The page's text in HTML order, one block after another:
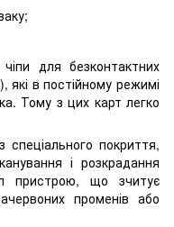
для безконтактних
які в постійному режимі
Тому з цих карт легко
спеціального покриття,
і розкрадання
пристрою, що зчитує
променів або